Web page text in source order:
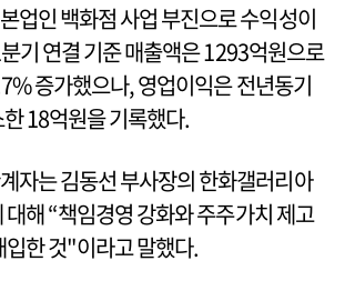
업인 백화점 사업 부진으로 수익성이
기 연결 기준 매출액은 1293억원으로
증가했으나, 영업이익은 전년동기
18억원을 기록했다.
자는 김동선 부사장의 한화갤러리아
대해 “책임경영 강화와 주주가치 제고
입한 것"이라고 말했다.